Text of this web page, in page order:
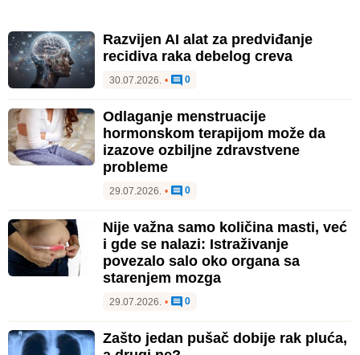
Razvijen AI alat za predviđanje
recidiva raka debelog creva
30.07.2026. • 0
Odlaganje menstruacije
hormonskom terapijom može da
izazove ozbiljne zdravstvene
probleme
29.07.2026. • 0
Nije važna samo količina masti, već
i gde se nalazi: Istraživanje
povezalo salo oko organa sa
starenjem mozga
29.07.2026. • 0
Zašto jedan pušač dobije rak pluća,